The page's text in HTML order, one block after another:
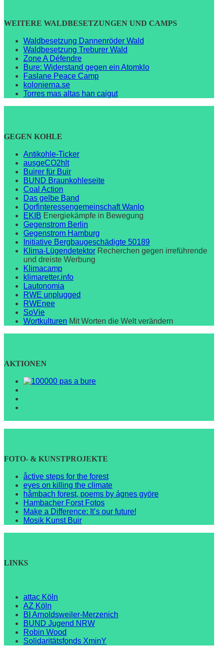
WEITERE WALDBESETZUNGEN UND CAMPS
Waldbesetzung Dannenröder Wald
Waldbesetzung Treburer Wald
Zone A Défendre
Bure: Widerstand gegen ein Atomklo
Faslane Peace Camp
kolonierna.se
Torres mas altas han caigut
GEGEN KOHLE
Antikohle-Ticker
ausgeCO2hlt
Buirer für Buir
BUND Braunkohleseite
Coal Action
Das gelbe Band
Dorfinteressengemeinschaft Wanlo
EKIB Energiekämpfe in Bewegung
Gegenstrom Berlin
Gegenstrom Hamburg
Initiative Bergbaugeschädigte 50189
Klima-Lügendetektor Recherchen gegen irreführende
und dreiste Werbung
Klimacamp
klimaretter.info
Lautonomia
RWE unplugged
RWEnee
SoVie
Wortkulturen Mit Worten die Welt verändern
AKTIONEN
FOTO- & KUNSTPROJEKTE
åctive steps for the forest
eyes on killing the climate
håmbach forest, poems by ágnes györe
Hambacher Forst Fotos
Make a Difference: It’s our future!
Mosik Kunst Buir
LINKS
attac Köln
AZ Köln
BI Arnoldsweiler-Merzenich
BUND Jugend NRW
Robin Wood
Solidaritätsfonds XminY